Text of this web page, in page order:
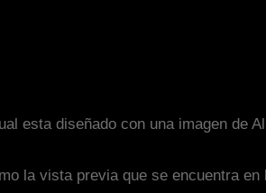
esta diseñado con una imagen de
la vista previa que se encuentra en